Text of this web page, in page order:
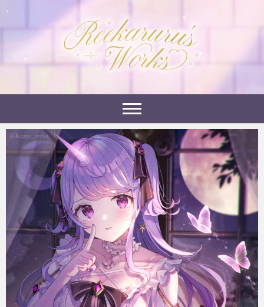
れーかるる's
works
れーかるるの運営するイラストポートフォリオサイ
トです。